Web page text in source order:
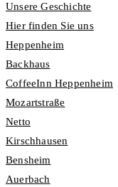
Unsere Geschichte
Hier finden Sie uns
Heppenheim
Backhaus
CoffeeInn Heppenheim
Mozartstraße
Netto
Kirschhausen
Bensheim
Auerbach